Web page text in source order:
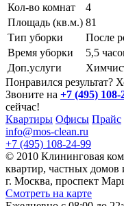
Кол-во комнат
4
Площадь (кв.м.) 81
Тип уборки
После
Время уборки
5,5
Доп.услуги
Понравился результат?
Звоните на +7 (495) 108-
сейчас!
Квартиры Офисы Прайс
info@mos-clean.ru
+7 (495) 108-24-99
© 2010 Клининговая
квартир, частных домов
г. Москва, проспект
Смотреть на карте